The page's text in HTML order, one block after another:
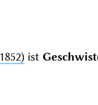
ist